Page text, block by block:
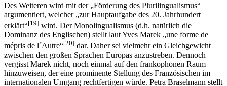
Des Weiteren wird mit der „Förderung des Plurilingualismus“
argumentiert, welcher „zur Hauptaufgabe des 20. Jahrhundert
erklärt“[19] wird. Der Monolingualismus (d.h. natürlich die
Dominanz des Englischen) stellt laut Yves Marek „une forme de
mépris de l´Autre“[20] dar. Daher sei vielmehr ein Gleichgewicht
zwischen den großen Sprachen Europas anzustreben. Dennoch
vergisst Marek nicht, noch einmal auf den frankophonen Raum
hinzuweisen, der eine prominente Stellung des Französischen im
internationalen Umgang rechtfertigen würde. Petra Braselmann stellt